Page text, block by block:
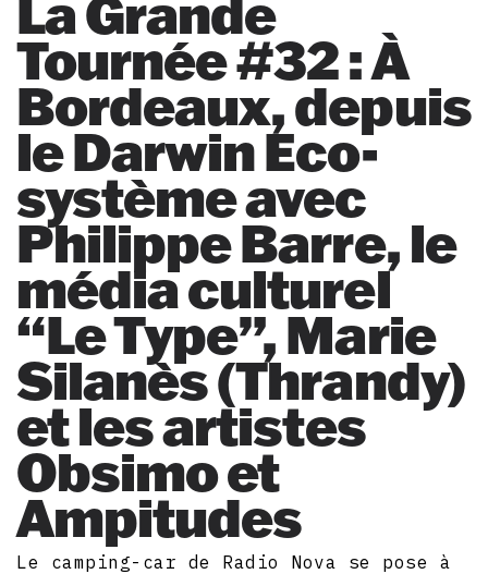
Tournée #32 : À
Bordeaux, depuis
le Darwin Eco-
système avec
Philippe Barre, le
média culturel
“Le Type”, Marie
Silanès (Thrandy)
et les artistes
Obsimo et
Ampitudes
Le camping-car de Radio Nova se pose à